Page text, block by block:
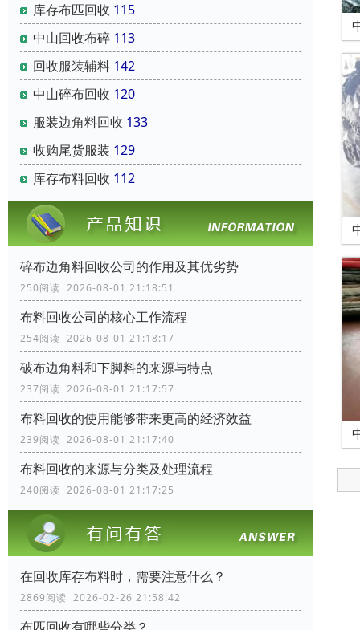
库存布匹回收 115
中山回收布碎 113
回收服装辅料 142
中山碎布回收 120
服装边角料回收 133
收购尾货服装 129
库存布料回收 112
碎布边角料回收公司的作用及其优劣势
250阅读 2026-08-01 21:18:51
布料回收公司的核心工作流程
254阅读 2026-08-01 21:18:17
破布边角料和下脚料的来源与特点
237阅读 2026-08-01 21:17:57
布料回收的使用能够带来更高的经济效益
239阅读 2026-08-01 21:17:40
布料回收的来源与分类及处理流程
240阅读 2026-08-01 21:17:25
在回收库存布料时，需要注意什么？
2869阅读 2026-02-26 21:58:42